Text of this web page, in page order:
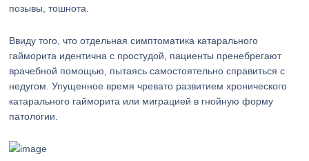
позывы, тошнота.
Ввиду того, что отдельная симптоматика катарального
гайморита идентична с простудой, пациенты пренебрегают
врачебной помощью, пытаясь самостоятельно справиться с
недугом. Упущенное время чревато развитием хронического
катарального гайморита или миграцией в гнойную форму
патологии.